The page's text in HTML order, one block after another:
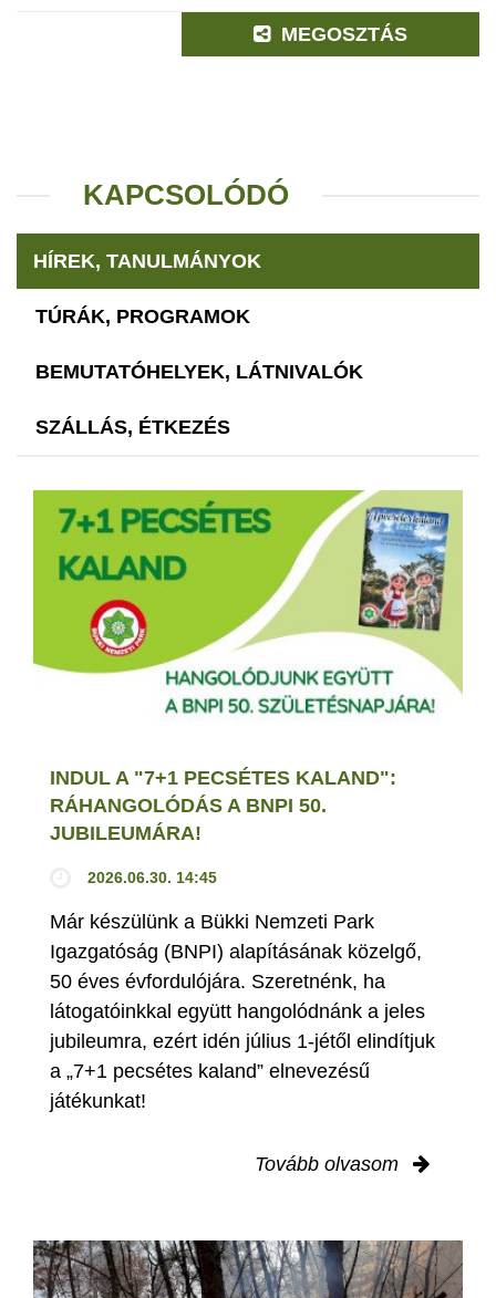
MEGOSZTÁS
KAPCSOLÓDÓ
HÍREK, TANULMÁNYOK
TÚRÁK, PROGRAMOK
BEMUTATÓHELYEK, LÁTNIVALÓK
SZÁLLÁS, ÉTKEZÉS
INDUL A "7+1 PECSÉTES KALAND":
RÁHANGOLÓDÁS A BNPI 50.
JUBILEUMÁRA!
2026.06.30. 14:45
Már készülünk a Bükki Nemzeti Park
Igazgatóság (BNPI) alapításának közelgő,
50 éves évfordulójára. Szeretnénk, ha
látogatóinkkal együtt hangolódnánk a jeles
jubileumra, ezért idén július 1-jétől elindítjuk
a „7+1 pecsétes kaland” elnevezésű
játékunkat!
Tovább olvasom